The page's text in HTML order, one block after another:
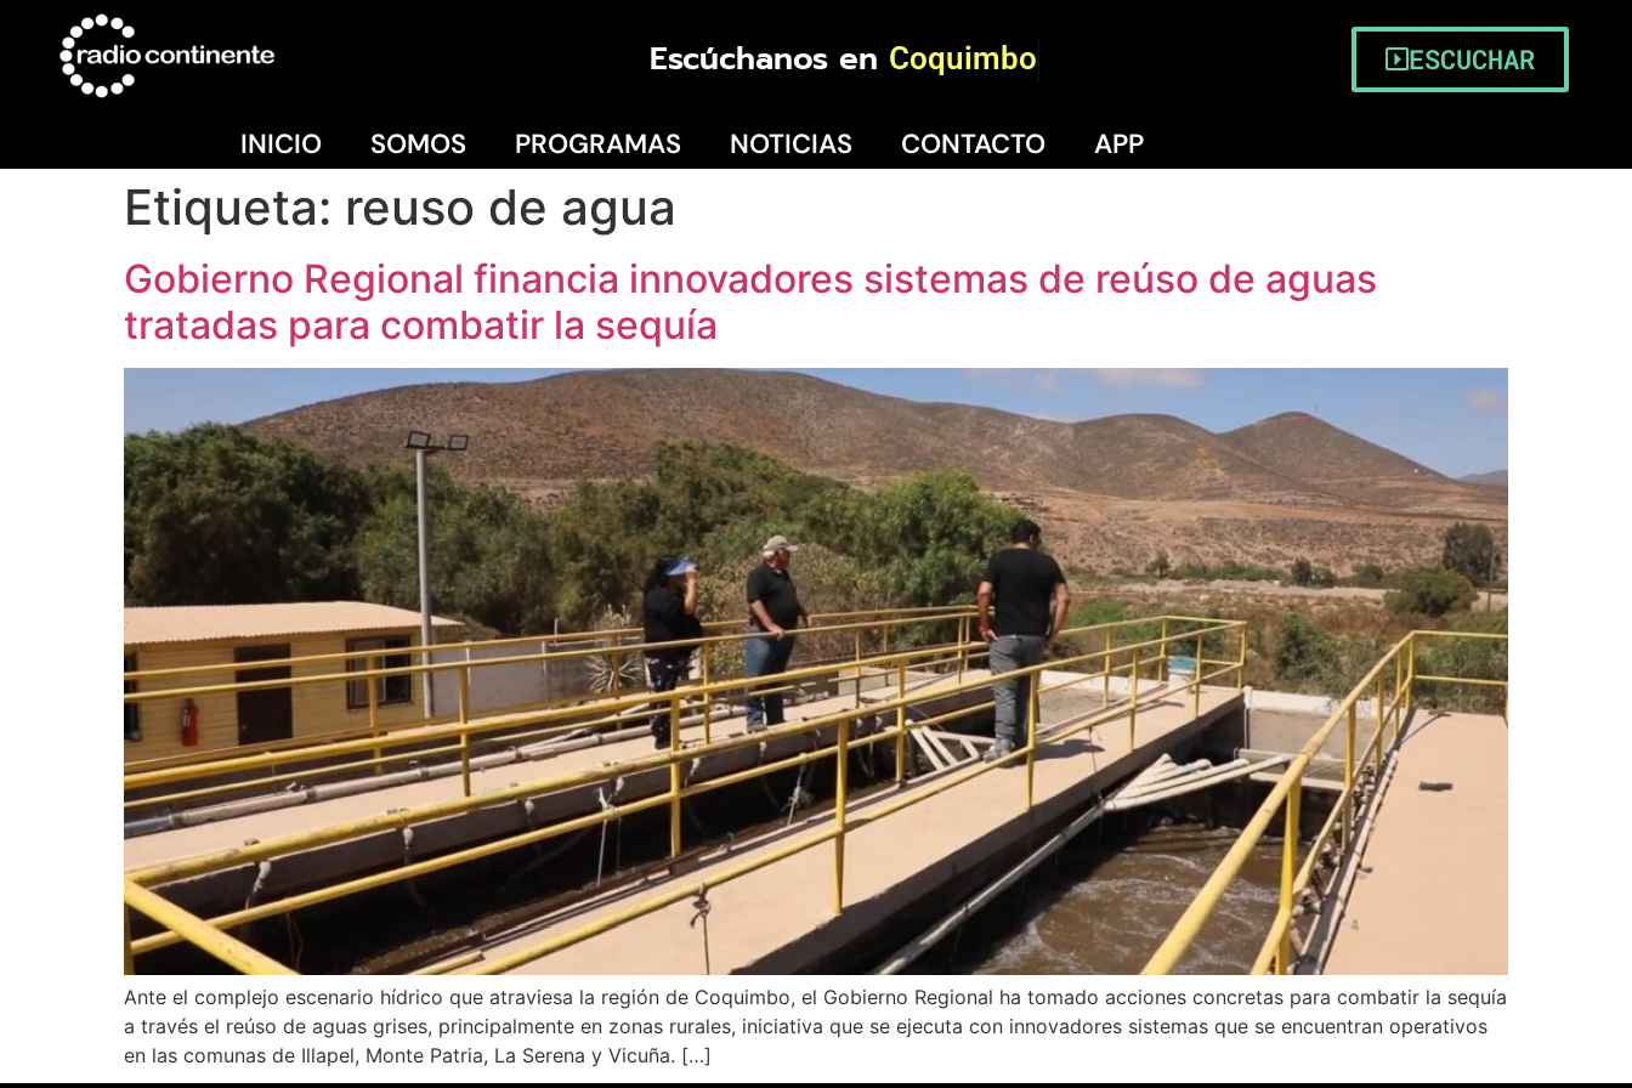
Escúchanos en Coquimbo ESCUCHAR
INICIO SOMOS PROGRAMAS NOTICIAS CONTACTO APP
Etiqueta: reuso de agua
Gobierno Regional financia innovadores sistemas de reúso de aguas
tratadas para combatir la sequía
Ante el complejo escenario hídrico que atraviesa la región de Coquimbo, el Gobierno Regional ha tomado acciones concretas para combatir la sequía
a través el reúso de aguas grises, principalmente en zonas rurales, iniciativa que se ejecuta con innovadores sistemas que se encuentran operativos
en las comunas de Illapel, Monte Patria, La Serena y Vicuña. […]